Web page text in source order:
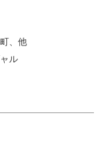
、他
ル